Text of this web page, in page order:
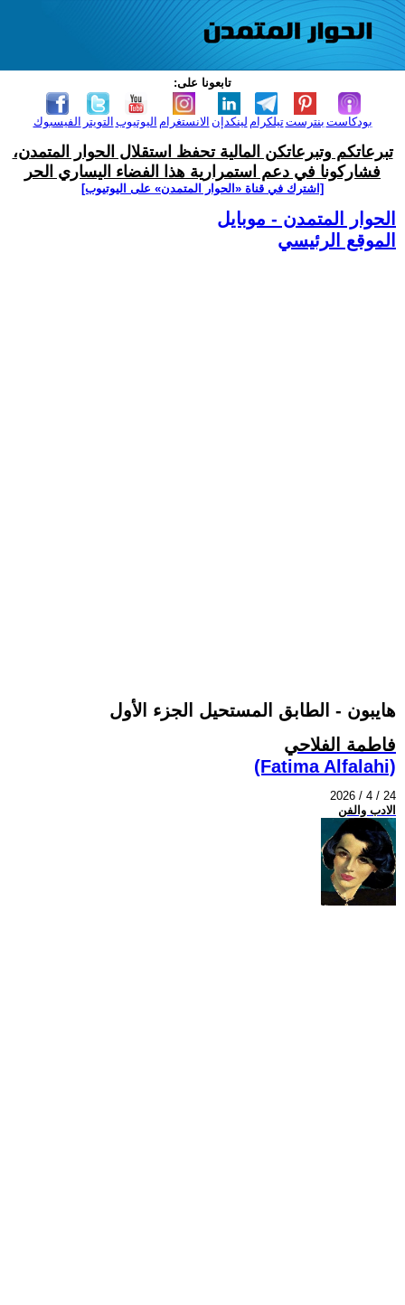
تابعونا على:
الفيسبوك التويتر اليوتيوب الانستغرام لينكدإن تيلكرامبنترست بودكاست
تبرعاتكم وتبرعاتكن المالية تحفظ استقلال الحوار المتمدن،
فشاركونا في دعم استمرارية هذا الفضاء اليساري الحر
[اشترك في قناة ‫«الحوار المتمدن» على اليوتيوب]
الحوار المتمدن - موبايل
الموقع الرئيسي
هايبون - الطابق المستحيل الجزء الأول
فاطمة الفلاحي
(Fatima Alfalahi)
2026 / 4 / 24
الادب والفن